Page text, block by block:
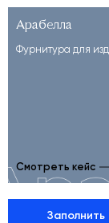
Арабелла
Фурнитура для
Смотреть кейс